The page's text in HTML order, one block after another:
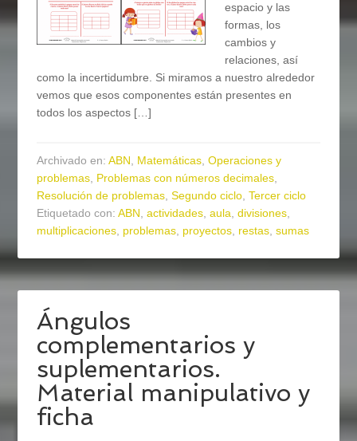
espacio y las
formas, los
cambios y
relaciones, así
como la incertidumbre. Si miramos a nuestro alrededor
vemos que esos componentes están presentes en
todos los aspectos […]
Archivado en:ABN Matemáticas ,Operaciones y
problemas Problemas con números decimales
Resolución de problemas ,Segundo ciclo ,Tercer ciclo
Etiquetado con:ABN ,actividades ,aula ,divisiones
multiplicaciones problemas proyectos restas ,sumas
Ángulos
complementarios y
suplementarios.
Material manipulativo y
ficha